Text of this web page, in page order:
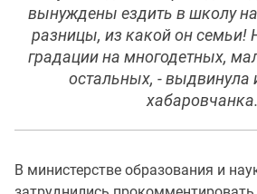
вынуждены ездить в школу
разницы, из какой он семьи!
градации на многодетных,
остальных, - выдвинула
хабаровчанка.
В министерстве образования и